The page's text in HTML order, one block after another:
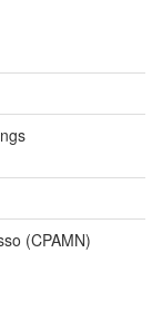
(CPAMN)